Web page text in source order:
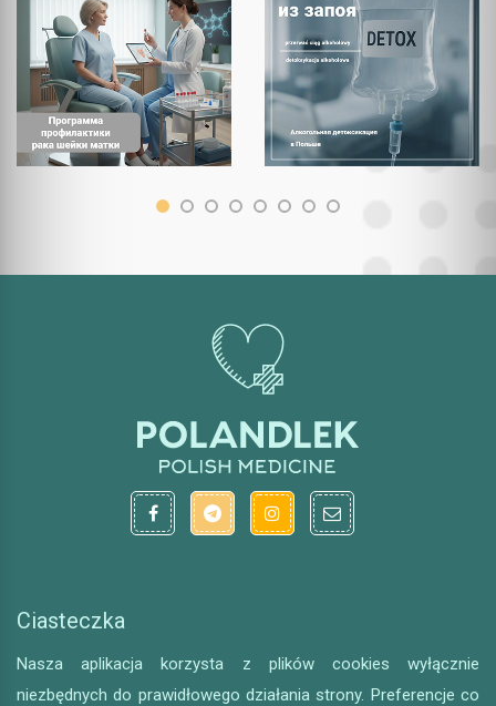
Ciasteczka
Nasza aplikacja korzysta z plików cookies wyłącznie
niezbędnych do prawidłowego działania strony. Preferencje co